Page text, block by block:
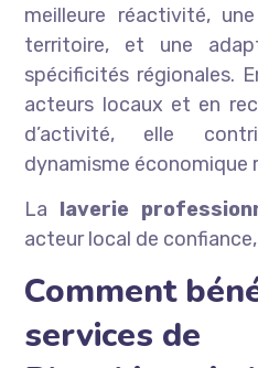
meilleure réactivité,
territoire, et une
spécificités régionales.
acteurs locaux et en
d’activité, elle
dynamisme économique
La laverie
acteur local de
Comment
services de